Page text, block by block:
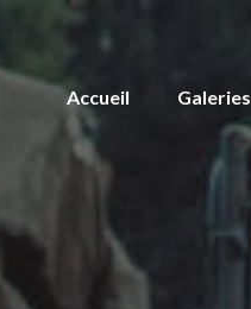
Accueil Galeries